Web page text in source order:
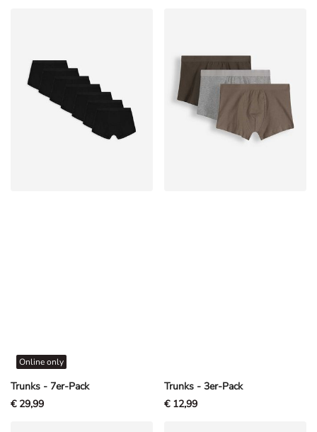
Trunks - 7er-Pack
Online only
€ 29,99
Trunks - 3er-Pack
€ 12,99